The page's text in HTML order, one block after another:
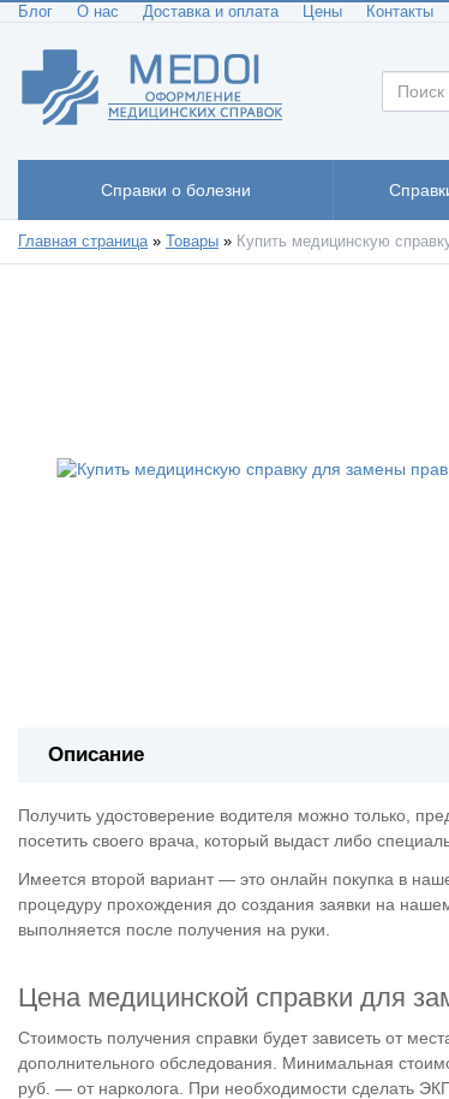
Блог О нас Доставка и оплата Цены Контакты
Справки о болезни
Главная страница» Товары » Купить медицинскую
Описание
Получить удостоверение водителя можно только,
посетить своего врача, который выдаст либо
Имеется второй вариант — это онлайн покупка в
процедуру прохождения до создания заявки на
выполняется после получения на руки.
Цена медицинской справки для
Стоимость получения справки будет зависеть от
дополнительного обследования. Минимальная
руб. — от нарколога. При необходимости сделать